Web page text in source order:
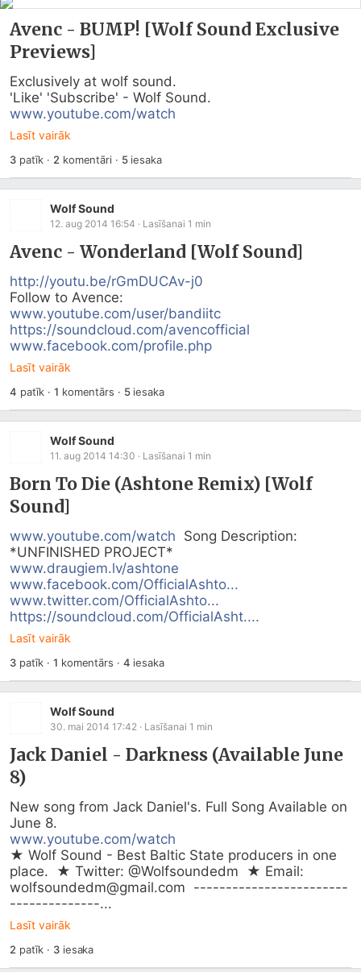
Avenc - BUMP! [Wolf Sound Exclusive
Previews]
Exclusively at wolf sound.
www.youtube.com/watch
Lasīt vairāk
3patīk · 2 komentāri · 5iesaka
Wolf Sound
12. aug 2014 16:54 · Lasīšanai 1 min
Avenc - Wonderland [Wolf Sound]
http://youtu.be/rGmDUCAv-j0
www.youtube.com/user/bandiitc
https://soundcloud.com/avencofficial
www.facebook.com/profile.php
Lasīt vairāk
4 patīk ·1 komentārs · 5iesaka
Wolf Sound
11. aug 2014 14:30 · Lasīšanai 1 min
Born To Die (Ashtone Remix) [Wolf
Sound]
www.youtube.com/watch
  Song Description:
www.draugiem.lv/ashtone
www.facebook.com/OfficialAshto...
www.twitter.com/OfficialAshto...
https://soundcloud.com/OfficialAsht....
Lasīt vairāk
3patīk ·1 komentārs · 4 iesaka
Wolf Sound
30. mai 2014 17:42 · Lasīšanai 1 min
Jack Daniel - Darkness (Available June
8)
New song from Jack Daniel's. Full Song Available on
www.youtube.com/watch
★ Wolf Sound - Best Baltic State producers in one
place.  ★ Twitter: @Wolfsoundedm  ★ Email:
wolfsoundedm@gmail.com
  ------------------------
--------------...
Lasīt vairāk
2 patīk · 3iesaka